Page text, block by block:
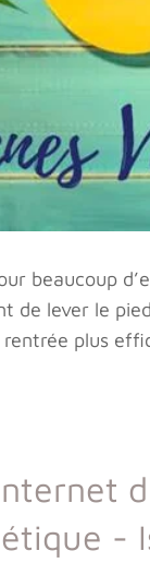
beaucoup
de lever le
plus
-